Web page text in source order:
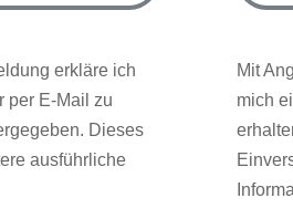
erkläre ich
per E-Mail zu
Dieses
ausführliche
Mit
mich